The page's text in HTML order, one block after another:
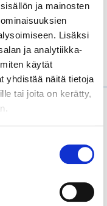
ja mainosten
Lisäksi
ja analytiikka-
käytät
yhdistää näitä tietoja
tai joita on kerätty,
Loviisan
(4/2024)